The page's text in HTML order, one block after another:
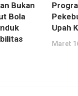
Bukan
Bola
Upah
Maret